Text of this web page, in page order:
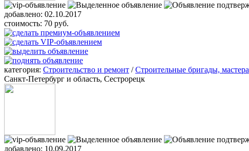
добавлено: 02.10.2017
стоимость: 70 руб.
категория: Строительство и ремонт /Строительные бригады, мастера
Санкт-Петербург и область, Сестрорецк
добавлено: 10.09.2017